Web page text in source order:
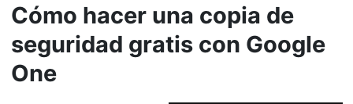
Cómo hacer una copia de
seguridad gratis con Google
One